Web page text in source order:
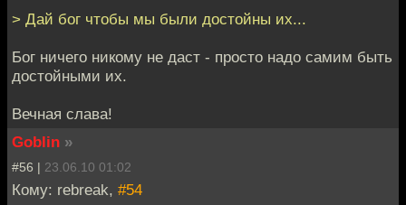
> Дай бог чтобы мы были достойны их...
Бог ничего никому не даст - просто надо самим быть
достойными их.
Вечная слава!
Goblin »
#56 | 23.06.10 01:02
Кому: rebreak, #54